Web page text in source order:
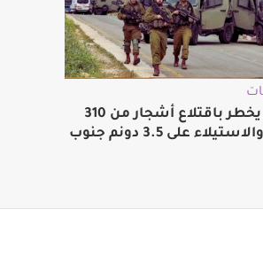
الاحتلال يخطر باقتلاع أشجار من 310
دونمات والاستيلاء على 3.5 دونم جنوب